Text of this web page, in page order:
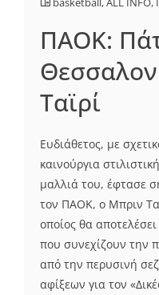
ΠΑΟΚ:
Ταϊρί
Eυδιάθετος, με
καινούργια
μαλλιά του, έφτασε
τον ΠΑΟΚ, ο Μπριν
οποίος θα
που συνεχίζουν την
από την περυσινή
αφίξεων για τον